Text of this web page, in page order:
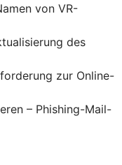
von VR-
des
zur Online-
– Phishing-Mail-